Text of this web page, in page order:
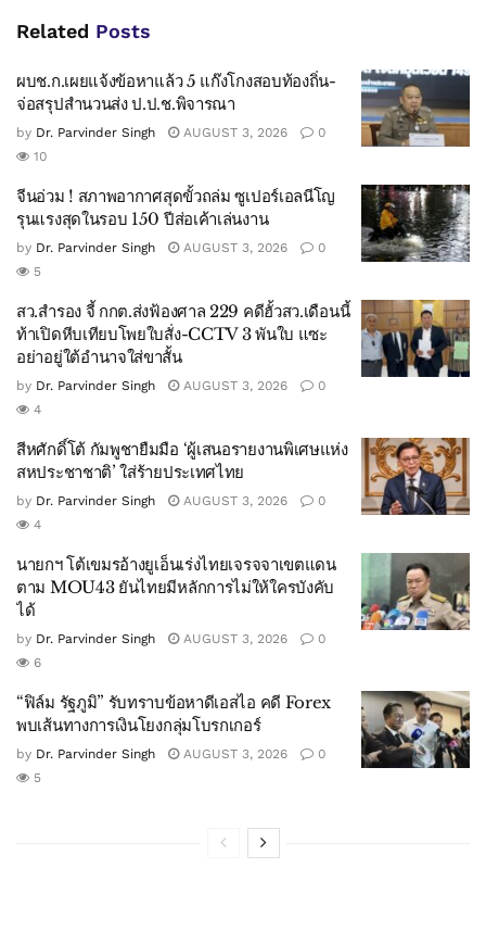
Related Posts
ผบช.ก.เผยแจ้งข้อหาแล้ว 5 แก๊งโกงสอบท้องถิ่น-
จ่อสรุปสำนวนส่ง ป.ป.ช.พิจารณา
by Dr. Parvinder Singh AUGUST 3, 2026
0
10
จีนอ่วม ! สภาพอากาศสุดขั้วถล่ม ซูเปอร์เอลนีโญ
รุนแรงสุดในรอบ 150 ปีส่อเค้าเล่นงาน
by Dr. Parvinder Singh AUGUST 3, 2026
0
5
สว.สำรอง จี้ กกต.ส่งฟ้องศาล 229 คดีฮั้วสว.เดือนนี้
ท้าเปิดหีบเทียบโพยใบสั่ง-CCTV 3 พันใบ แซะ
อย่าอยู่ใต้อำนาจใส่ขาสั้น
by Dr. Parvinder Singh AUGUST 3, 2026
0
4
สีหศักดิ์โต้ กัมพูชายืมมือ ‘ผู้เสนอรายงานพิเศษแห่ง
สหประชาชาติ’ ใส่ร้ายประเทศไทย
by Dr. Parvinder Singh AUGUST 3, 2026
0
4
นายกฯ โต้เขมรอ้างยูเอ็นเร่งไทยเจรจจาเขตแดน
ตาม MOU43 ยันไทยมีหลักการไม่ให้ใครบังคับ
ได้
by Dr. Parvinder Singh AUGUST 3, 2026
0
6
“ฟิล์ม รัฐภูมิ” รับทราบข้อหาดีเอสไอ คดี Forex
พบเส้นทางการเงินโยงกลุ่มโบรกเกอร์
by Dr. Parvinder Singh AUGUST 3, 2026
0
5